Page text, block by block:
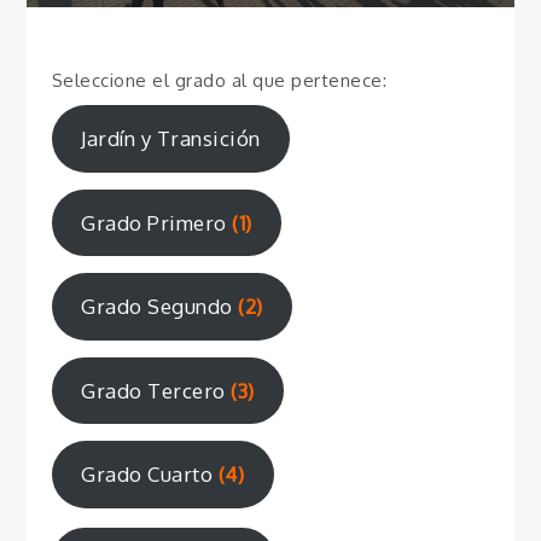
Seleccione el grado al que pertenece:
Jardín y Transición
Grado Primero(1)
Grado Segundo(2)
Grado Tercero(3)
Grado Cuarto (4)